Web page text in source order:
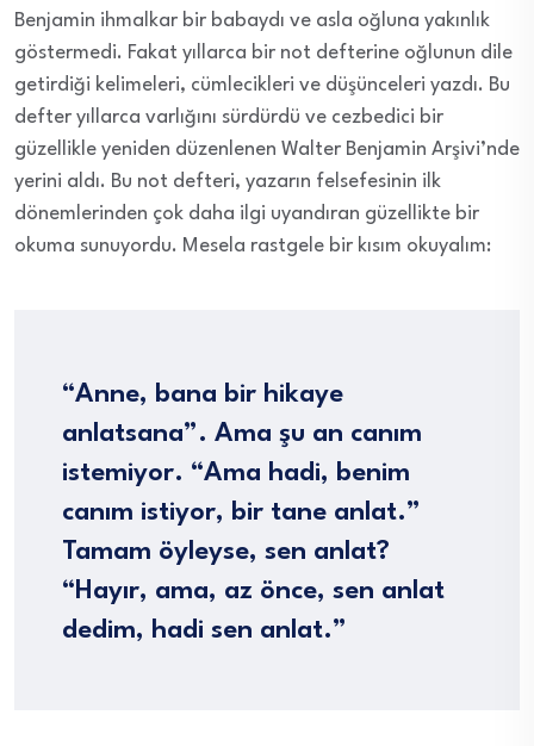
Benjamin ihmalkar bir babaydı ve asla oğluna yakınlık
göstermedi. Fakat yıllarca bir not defterine oğlunun dile
getirdiği kelimeleri, cümlecikleri ve düşünceleri yazdı. Bu
defter yıllarca varlığını sürdürdü ve cezbedici bir
güzellikle yeniden düzenlenen Walter Benjamin Arşivi’nde
yerini aldı. Bu not defteri, yazarın felsefesinin ilk
dönemlerinden çok daha ilgi uyandıran güzellikte bir
okuma sunuyordu. Mesela rastgele bir kısım okuyalım:
“Anne, bana bir hikaye
anlatsana”. Ama şu an canım
istemiyor. “Ama hadi, benim
canım istiyor, bir tane anlat.”
Tamam öyleyse, sen anlat?
“Hayır, ama, az önce, sen anlat
dedim, hadi sen anlat.”